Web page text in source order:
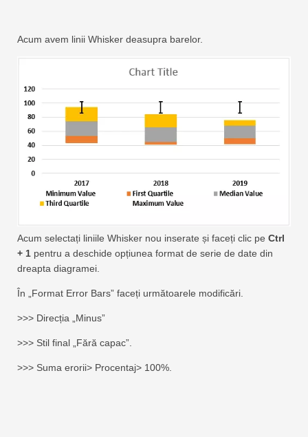
Acum avem linii Whisker deasupra barelor.
Acum selectați liniile Whisker nou inserate și faceți clic pe Ctrl
+ 1 pentru a deschide opțiunea format de serie de date din
dreapta diagramei.
În „Format Error Bars” faceți următoarele modificări.
>>> Direcția „Minus”
>>> Stil final „Fără capac”.
>>> Suma erorii> Procentaj> 100%.